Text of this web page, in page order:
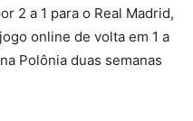
2 a 1 para o Real Madrid,
online de volta em 1 a
Polônia duas semanas